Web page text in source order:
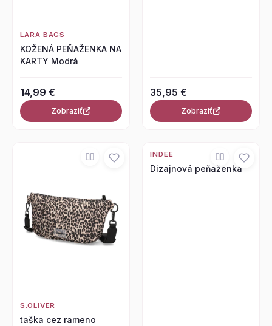
LARA BAGS
KOŽENÁ PEŇAŽENKA NA
KARTY Modrá
14,99 €
Zobraziť
35,95 €
Zobraziť
S.OLIVER
taška cez rameno
INDEE
Dizajnová peňaženka